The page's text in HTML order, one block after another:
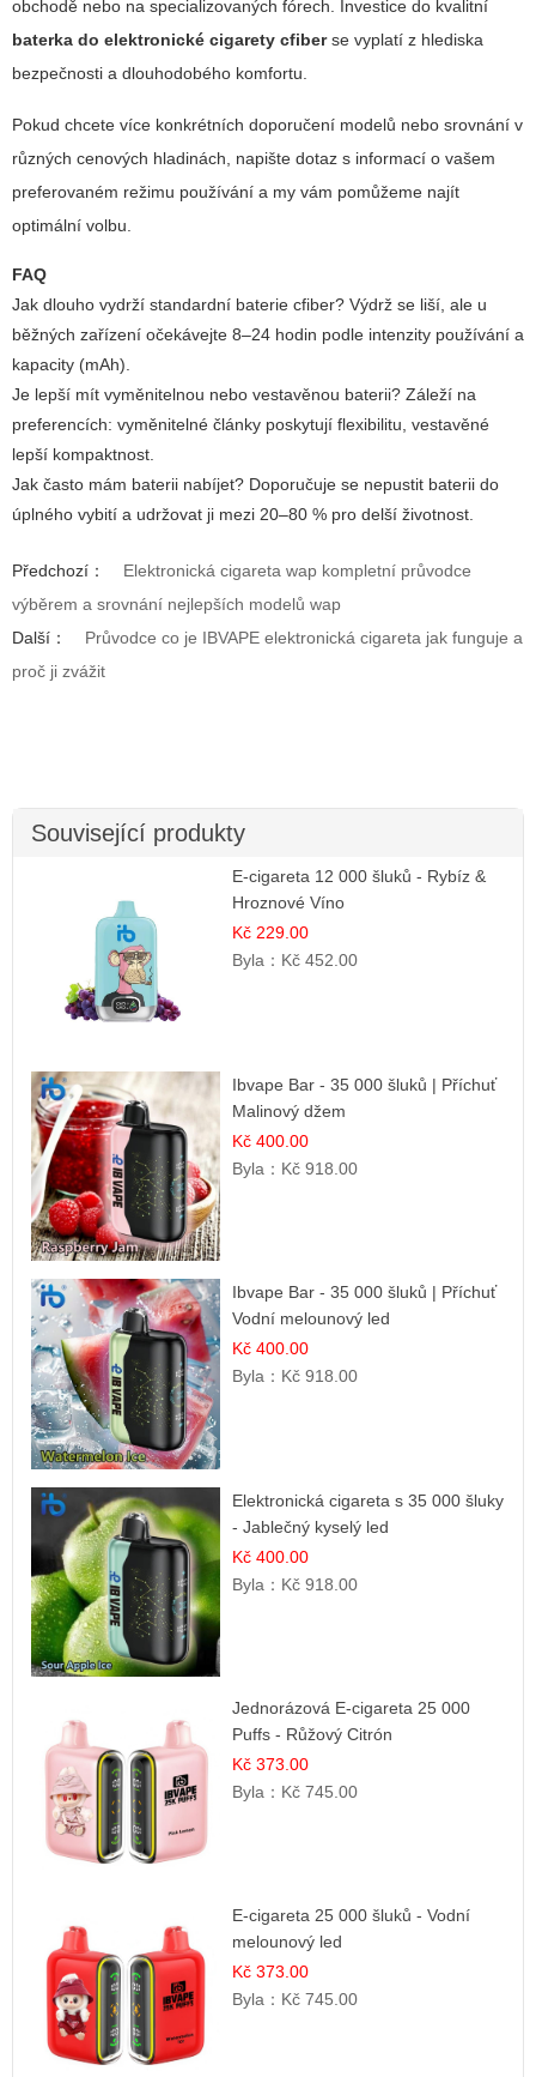
obchodě nebo na specializovaných fórech. Investice do kvalitní
baterka do elektronické cigarety cfiberse vyplatí z hlediska
bezpečnosti a dlouhodobého komfortu.
Pokud chcete více konkrétních doporučení modelů nebo srovnání v
různých cenových hladinách, napište dotaz s informací o vašem
preferovaném režimu používání a my vám pomůžeme najít
optimální volbu.
FAQ
Jak dlouho vydrží standardní baterie cfiber? Výdrž se liší, ale u
běžných zařízení očekávejte 8–24 hodin podle intenzity používání a
kapacity (mAh).
Je lepší mít vyměnitelnou nebo vestavěnou baterii? Záleží na
preferencích: vyměnitelné články poskytují flexibilitu, vestavěné
lepší kompaktnost.
Jak často mám baterii nabíjet? Doporučuje se nepustit baterii do
úplného vybití a udržovat ji mezi 20–80 % pro delší životnost.
Předchozí：
Elektronická cigareta wap kompletní průvodce
výběrem a srovnání nejlepších modelů wap
Další：
Průvodce co je IBVAPE elektronická cigareta jak funguje a
proč ji zvážit
Související produkty
E-cigareta 12 000 šluků - Rybíz &
Hroznové Víno
Kč 229.00
Byla： Kč 452.00
Ibvape Bar - 35 000 šluků | Příchuť
Malinový džem
Kč 400.00
Byla： Kč 918.00
Ibvape Bar - 35 000 šluků | Příchuť
Vodní melounový led
Kč 400.00
Byla： Kč 918.00
Elektronická cigareta s 35 000 šluky
- Jablečný kyselý led
Kč 400.00
Byla： Kč 918.00
Jednorázová E-cigareta 25 000
Puffs - Růžový Citrón
Kč 373.00
Byla： Kč 745.00
E-cigareta 25 000 šluků - Vodní
melounový led
Kč 373.00
Byla： Kč 745.00